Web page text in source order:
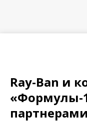
Ray-Ban и
«Формулы-
партнерами